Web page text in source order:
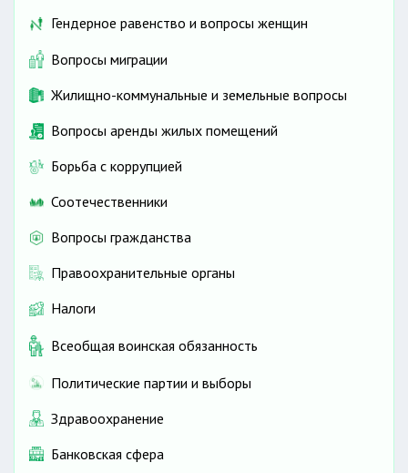
Гендерное равенство и вопросы женщин
Вопросы миграции
Жилищно-коммунальные и земельные вопросы
Вопросы аренды жилых помещений
Борьба с коррупцией
Соотечественники
Вопросы гражданства
Правоохранительные органы
Налоги
Всеобщая воинская обязанность
Политические партии и выборы
Здравоохранение
Банковская сфера